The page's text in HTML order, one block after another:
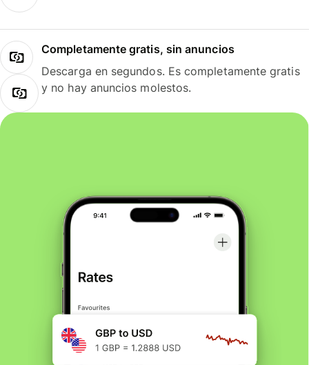
Completamente gratis, sin anuncios
Descarga en segundos. Es completamente gratis
y no hay anuncios molestos.